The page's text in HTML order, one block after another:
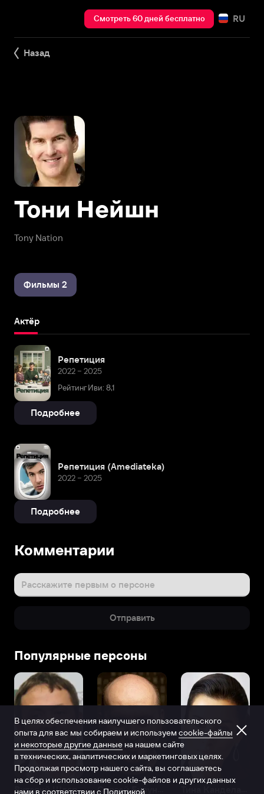
Смотреть 60 дней бесплатно RU
Назад
Tony Nation
Тони Нейшн
Фильмы 2
Актёр
Репетиция
2022 – 2025
Рейтинг Иви: 8,1
Подробнее
Репетиция (Amediateka)
2022 – 2025
Подробнее
Комментарии
Расскажите первым о персоне
Отправить
Популярные персоны
Виталий Шляппо
В целях обеспечения наилучшего пользовательского
опыта для вас мы собираем и используем cookie-файлы
и некоторые другие данные на нашем сайте
в технических, аналитических и маркетинговых целях.
Продолжая просмотр нашего сайта, вы соглашаетесь
на сбор и использование cookie-файлов и других данных
нами в соответствии с Политикой